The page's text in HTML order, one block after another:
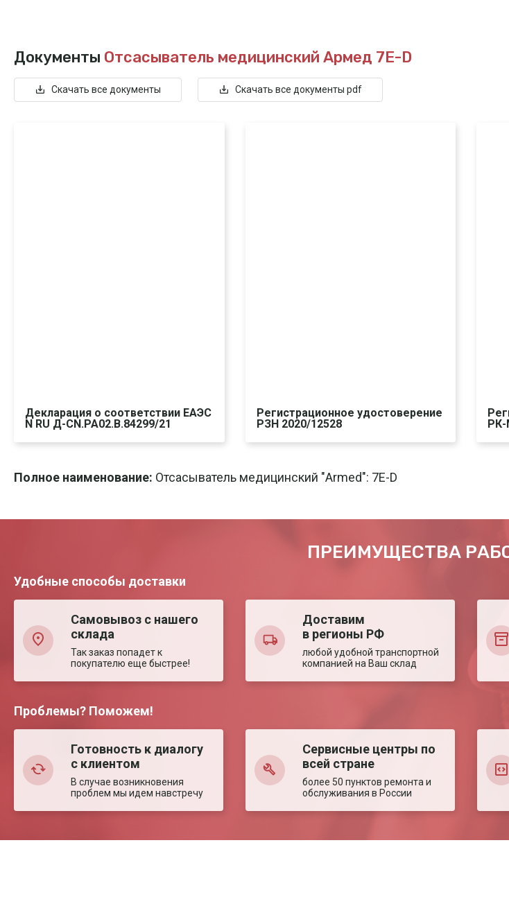
Документы Отсасыватель медицинский Армед 7E-D
Скачать все документы Скачать все документы pdf
Декларация о соответствии ЕАЭС
N RU Д-CN.PA02.B.84299/21
Регистрационное удостоверение
РЗН 2020/12528
Полное наименование: Отсасыватель медицинский "Armed": 7E-D
ПРЕИМУЩЕСТВА
Удобные способы доставки
Самовывоз с нашего
склада
Так заказ попадет к
покупателю еще быстрее!
Доставим
в регионы РФ
любой удобной транспортной
компанией на Ваш склад
Проблемы? Поможем!
Готовность к диалогу
с клиентом
В случае возникновения
проблем мы идем навстречу
Сервисные центры по
всей стране
более 50 пунктов ремонта и
обслуживания в России